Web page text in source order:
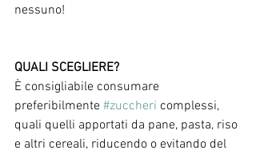
nessuno!
QUALI SCEGLIERE?
È consigliabile consumare
preferibilmente #zuccheri complessi,
quali quelli apportati da pane, pasta, riso
e altri cereali, riducendo o evitando del